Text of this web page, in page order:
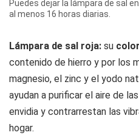
Puedes dejar la lámpara de sal
al menos 16 horas diarias.
Lámpara de sal roja: su color
contenido de hierro y por los
magnesio, el zinc y el yodo
ayudan a purificar el aire de
envidia y contrarrestan las
hogar.